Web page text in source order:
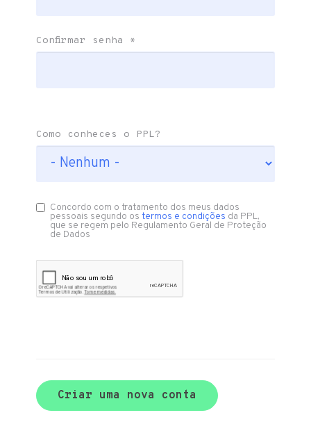
Confirmar senha *
Como conheces o PPL?
Concordo com o tratamento dos meus dados
pessoais segundo ostermos e condições da PPL,
que se regem pelo Regulamento Geral de Proteção
de Dados
Criar uma nova conta